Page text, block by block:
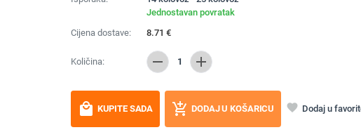
Jednostavan povratak
Cijena dostave:
8.71 €
Količina: remove 1 add
local_mall KUPITE SADA add_shopping_cart DODAJ U KOŠARICU favorite Dodaj u